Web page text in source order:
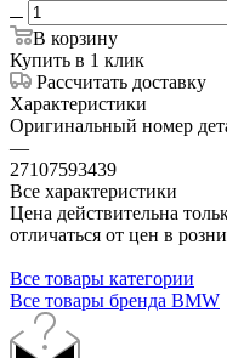
В корзину
Купить в 1 клик
Рассчитать доставку
Характеристики
Оригинальный номер
—
27107593439
Все характеристики
Цена действительна
отличаться от цен в
Все товары категории
Все товары бренда BMW